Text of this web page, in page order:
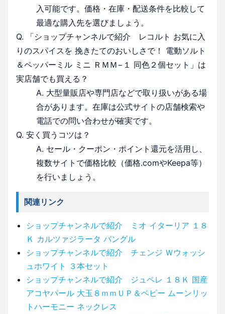
入可能です。価格・在庫・配送条件を比較して
最適な購入先を選びましょう。
Q. 「ショップチャンネルで紹介 レコルト お気に入
りのスパイスを 挽きたてのおいしさで！ 電動ソルト
＆ペッパーミル ミニ ＲＭＭ−１ 同色２個セット」は
実店舗でも買える？
A. 大型量販店や専門店などで取り扱いがある場
合があります。在庫は公式サイトの店舗検索や
電話での問い合わせが確実です。
Q. 安く買うコツは？
A. セール・クーポン・ポイント還元を活用し、
複数サイトで価格比較（価格.comやKeepa等）
を行いましょう。
関連リンク
ショップチャンネルで紹介 ミオ イターリア １８
Ｋ カルツァジラータ バングル
ショップチャンネルで紹介 チェンジ Ｗウォッシ
ュホワイト ３本セット
ショップチャンネルで紹介 ジュペレ １８Ｋ 国産
アコヤパール 大玉８ｍｍＵＰ＆ベビー ムーンリッ
トハーモニー ネックレス